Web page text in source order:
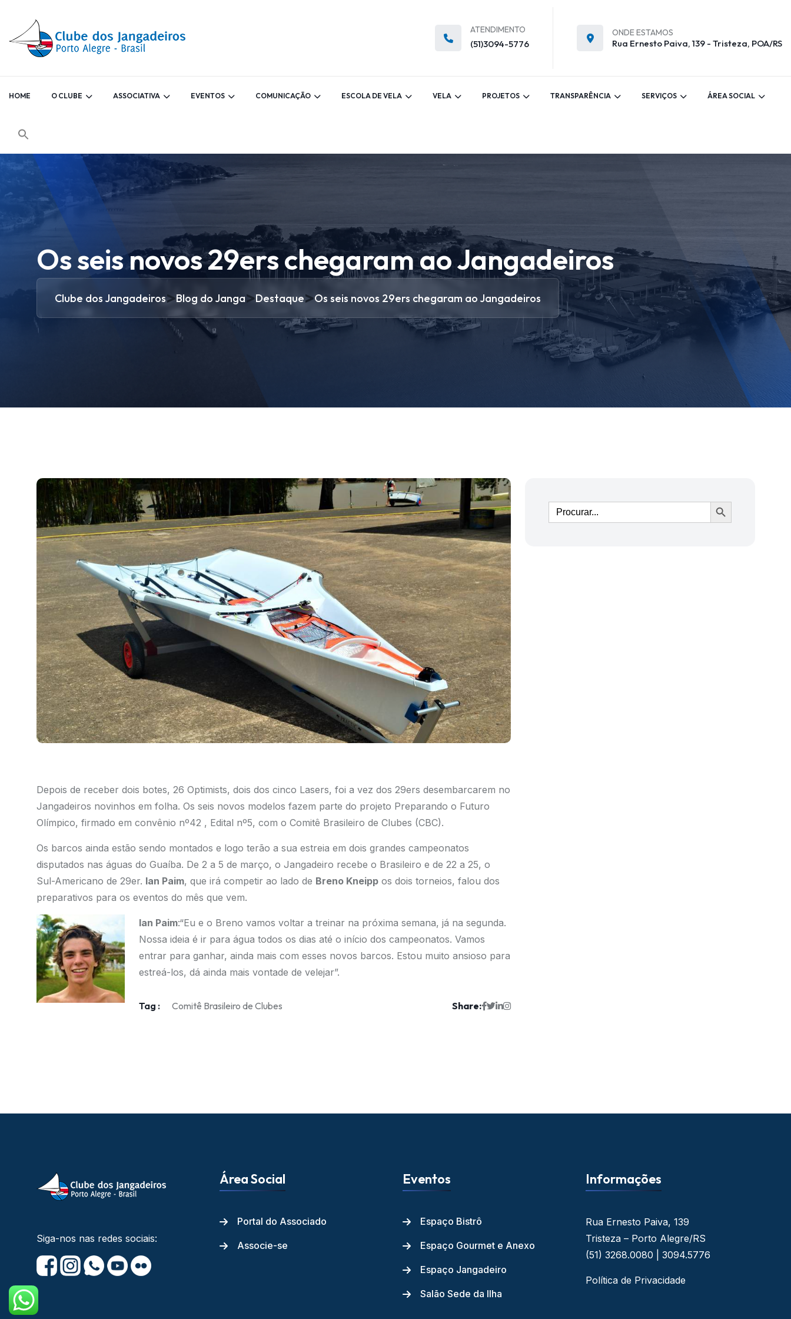
ATENDIMENTO
(51)3094-5776
ONDE ESTAMOS
Rua Ernesto Paiva, 139 - Tristeza, POA/RS
HOME O CLUBE ASSOCIATIVA EVENTOS COMUNICAÇÃO ESCOLA DE VELA VELA PROJETOS TRANSPARÊNCIA SERVIÇOS ÁREA SOCIAL
Os seis novos 29ers chegaram ao Jangadeiros
Clube dos Jangadeiros>Blog do Janga>Destaque>Os seis novos 29ers chegaram ao Jangadeiros
Depois de receber dois botes, 26 Optimists, dois dos cinco Lasers, foi a vez dos 29ers desembarcarem no
Jangadeiros novinhos em folha. Os seis novos modelos fazem parte do projeto Preparando o Futuro
Olímpico, firmado em convênio nº42 , Edital nº5, com o Comitê Brasileiro de Clubes (CBC).
Os barcos ainda estão sendo montados e logo terão a sua estreia em dois grandes campeonatos
disputados nas águas do Guaíba. De 2 a 5 de março, o Jangadeiro recebe o Brasileiro e de 22 a 25, o
Sul-Americano de 29er. Ian Paim, que irá competir ao lado de Breno Kneippos dois torneios, falou dos
preparativos para os eventos do mês que vem.
Ian Paim:“Eu e o Breno vamos voltar a treinar na próxima semana, já na segunda.
Nossa ideia é ir para água todos os dias até o início dos campeonatos. Vamos
entrar para ganhar, ainda mais com esses novos barcos. Estou muito ansioso para
estreá-los, dá ainda mais vontade de velejar”.
Tag : Comitê Brasileiro de Clubes Share:
Ir
Siga-nos nas redes sociais:
Área Social
Portal do Associado
Associe-se
Eventos
Espaço Bistrô
Espaço Gourmet e Anexo
Espaço Jangadeiro
Salão Sede da Ilha
Informações
Rua Ernesto Paiva, 139
Tristeza – Porto Alegre/RS
(51) 3268.0080 | 3094.5776
Política de Privacidade